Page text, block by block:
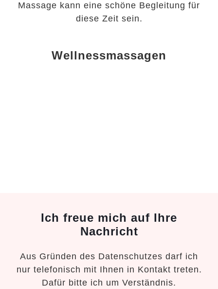
Massage kann eine schöne Begleitung für
diese Zeit sein.
Wellnessmassagen
Ich freue mich auf Ihre
Nachricht
Aus Gründen des Datenschutzes darf ich
nur telefonisch mit Ihnen in Kontakt treten.
Dafür bitte ich um Verständnis.